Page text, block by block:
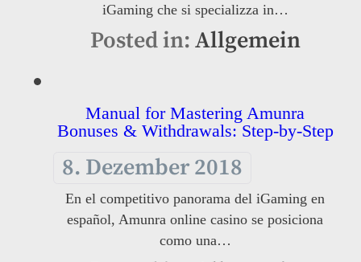
iGaming che si specializza in…
Posted in: Allgemein
Manual for Mastering Amunra
Bonuses & Withdrawals: Step-by-Step
8. Dezember 2018
En el competitivo panorama del iGaming en
español, Amunra online casino se posiciona
como una…